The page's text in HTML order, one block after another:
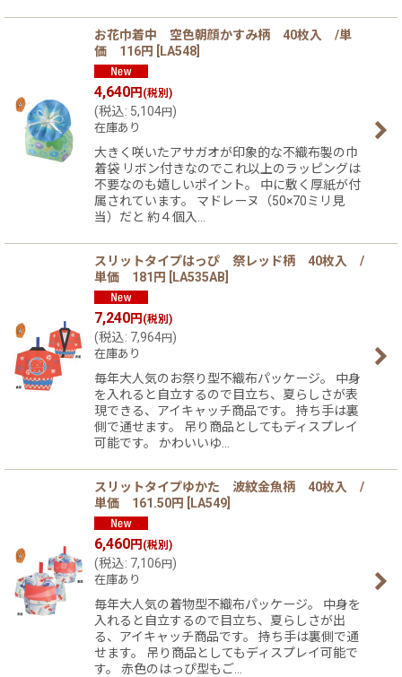
お花巾着中 空色朝顔かすみ柄 40枚入 /単
価 116円
LA548
4,640円 (税別)
(税込: 5,104円 )
在庫あり
大きく咲いたアサガオが印象的な不織布製の巾
着袋 リボン付きなのでこれ以上のラッピングは
不要なのも嬉しいポイント。 中に敷く厚紙が付
属されています。 マドレーヌ（50×70ミリ見
当）だと 約４個入…
スリットタイプはっぴ 祭レッド柄 40枚入 /
単価 181円
LA535AB
7,240円 (税別)
(税込: 7,964円 )
在庫あり
毎年大人気のお祭り型不織布パッケージ。 中身
を入れると自立するので目立ち、夏らしさが表
現できる、アイキャッチ商品です。 持ち手は裏
側で通せます。 吊り商品としてもディスプレイ
可能です。 かわいいゆ…
スリットタイプゆかた 波紋金魚柄 40枚入 /
単価 161.50円
LA549
6,460円 (税別)
(税込: 7,106円)
在庫あり
毎年大人気の着物型不織布パッケージ。 中身を
入れると自立するので目立ち、夏らしさが出
る、アイキャッチ商品です。 持ち手は裏側で通
せます。 吊り商品としてもディスプレイ可能で
す。 赤色のはっぴ型もご…